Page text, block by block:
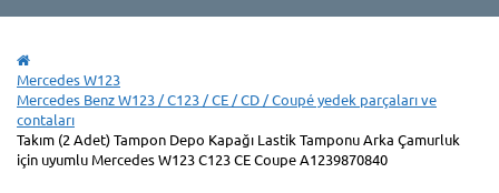
Mercedes W123
Mercedes Benz W123 / C123 / CE / CD / Coupé yedek parçaları ve
contaları
Takım (2 Adet) Tampon Depo Kapağı Lastik Tamponu Arka Çamurluk
için uyumlu Mercedes W123 C123 CE Coupe A1239870840